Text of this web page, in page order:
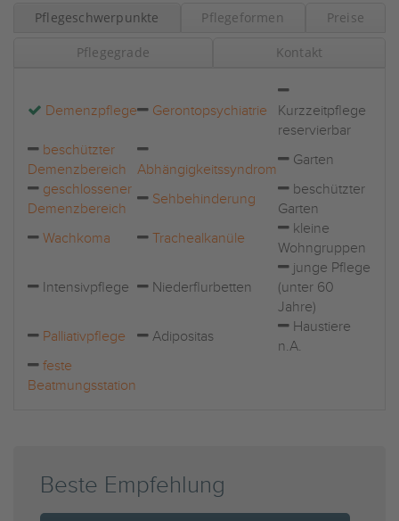
Pflegeschwerpunkte Pflegeformen Preise
Pflegegrade Kontakt
Demenzpflege Gerontopsychiatrie
Kurzzeitpflege
reservierbar
beschützter
Demenzbereich
Abhängigkeitssyndrom
Garten
geschlossener
Demenzbereich
Sehbehinderung
beschützter
Garten
Wachkoma
Trachealkanüle
kleine
Wohngruppen
Intensivpflege Niederflurbetten
junge Pflege
(unter 60
Jahre)
Palliativpflege
Adipositas
Haustiere
n.A.
feste
Beatmungsstation
Beste Empfehlung